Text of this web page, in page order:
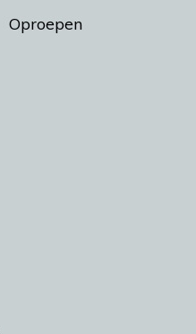
Oproepen